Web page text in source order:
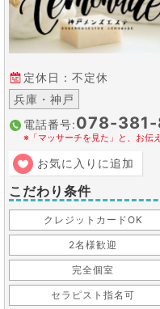
定休日：不定休
兵庫・神戸
電話番号:078-381-
※「マッサーチを見た」と、お伝
お気に入りに追加
こだわり条件
クレジットカードOK
2名様歓迎
完全個室
セラピスト指名可